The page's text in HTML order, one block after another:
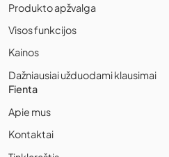
Produkto apžvalga
Visos funkcijos
Kainos
Dažniausiai užduodami klausimai
Fienta
Apie mus
Kontaktai